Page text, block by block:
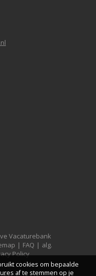
Vacaturebank
| FAQ | alg.
Policy
cookies om bepaalde
af te stemmen op je